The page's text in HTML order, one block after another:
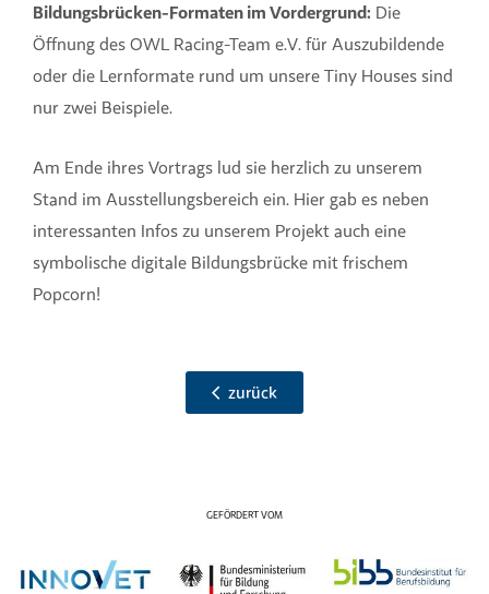
Bildungsbrücken-Formaten im Vordergrund: Die
Öffnung des OWL Racing-Team e.V. für Auszubildende
oder die Lernformate rund um unsere Tiny Houses sind
nur zwei Beispiele.
Am Ende ihres Vortrags lud sie herzlich zu unserem
Stand im Ausstellungsbereich ein. Hier gab es neben
interessanten Infos zu unserem Projekt auch eine
symbolische digitale Bildungsbrücke mit frischem
Popcorn!
zurück
GEFÖRDERT VOM